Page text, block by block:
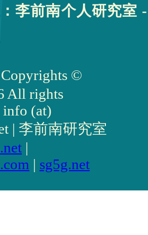
李前南个人研究室 -
©
All rights
info (at)
| 李前南研究室
|
| sg5g.net